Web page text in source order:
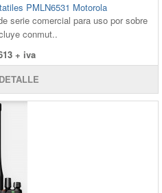
PMLN6531 Motorola
serie comercial para uso por sobre
conmut..
+ iva